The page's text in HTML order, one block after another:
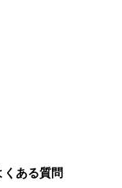
くある質問